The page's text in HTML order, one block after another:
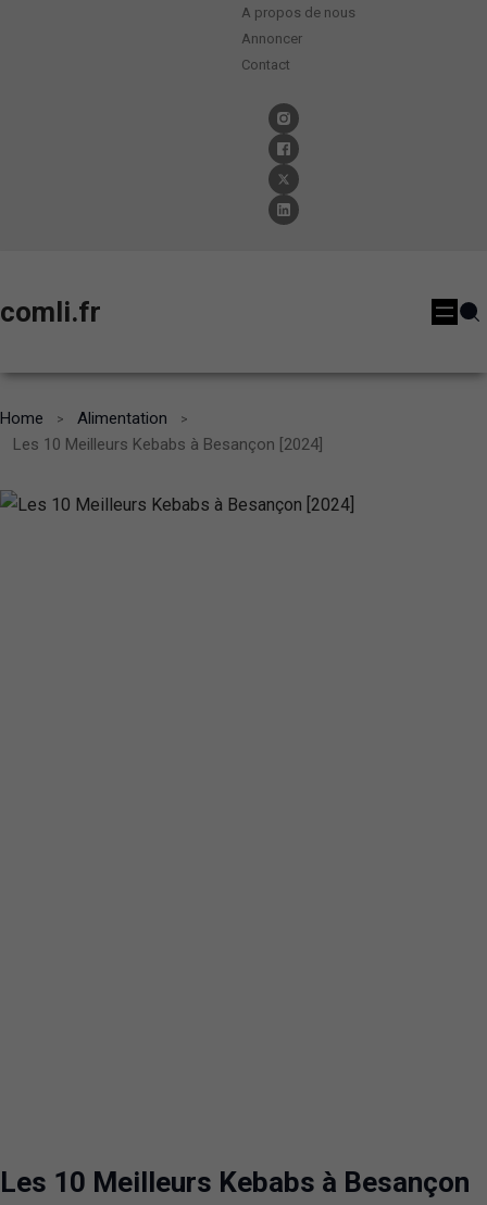
A propos de nous
Annoncer
Contact
comli.fr
Home
Alimentation
Les 10 Meilleurs Kebabs à Besançon [2024]
Les 10 Meilleurs Kebabs à Besançon